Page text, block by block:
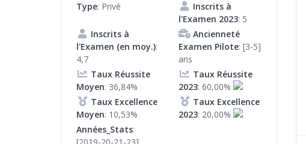
Type: Privé
Inscrits à
l'Examen 2023: 5
Inscrits à
l'Examen (en moy.):
4,7
Ancienneté
Examen Pilote: [3-5]
ans
Taux Réussite
Moyen: 36,84%
Taux Réussite
2023: 60,00%
Taux Excellence
Moyen: 10,53%
Taux Excellence
2023: 20,00%
Années_Stats: